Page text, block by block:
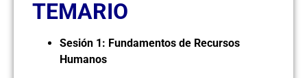
TEMARIO
Sesión 1: Fundamentos de Recursos
Humanos